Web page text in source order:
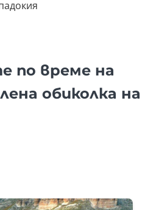
по време на
обиколка на